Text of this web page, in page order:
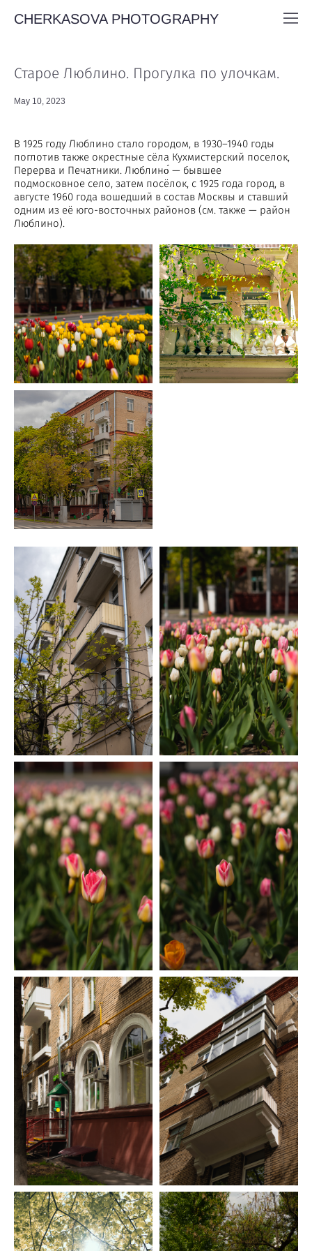
CHERKASOVA PHOTOGRAPHY
Старое Люблино. Прогулка по улочкам.
May 10, 2023
В 1925 году Люблино стало городом, в 1930–1940 годы
поглотив также окрестные сёла Кухмистерский поселок,
Перерва и Печатники. Люблино́ — бывшее
подмосковное село, затем посёлок, с 1925 года город, в
августе 1960 года вошедший в состав Москвы и ставший
одним из её юго-восточных районов (см. также — район
Люблино).